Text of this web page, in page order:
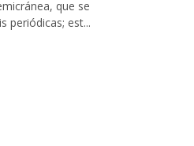
que se
periódicas; est...